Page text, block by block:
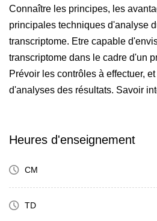
Connaître les principes, les
principales techniques d'analyse
transcriptome. Etre capable
transcriptome dans le cadre d'un
Prévoir les contrôles à effectuer,
d'analyses des résultats. Savoir
Heures d'enseignement
CM
TD